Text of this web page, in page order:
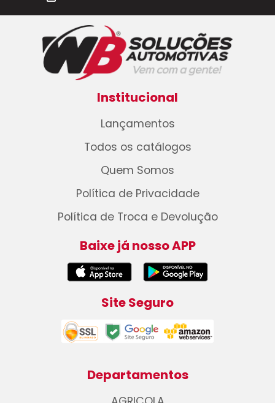
Institucional
Lançamentos
Todos os catálogos
Quem Somos
Política de Privacidade
Política de Troca e Devolução
Baixe já nosso APP
Site Seguro
Departamentos